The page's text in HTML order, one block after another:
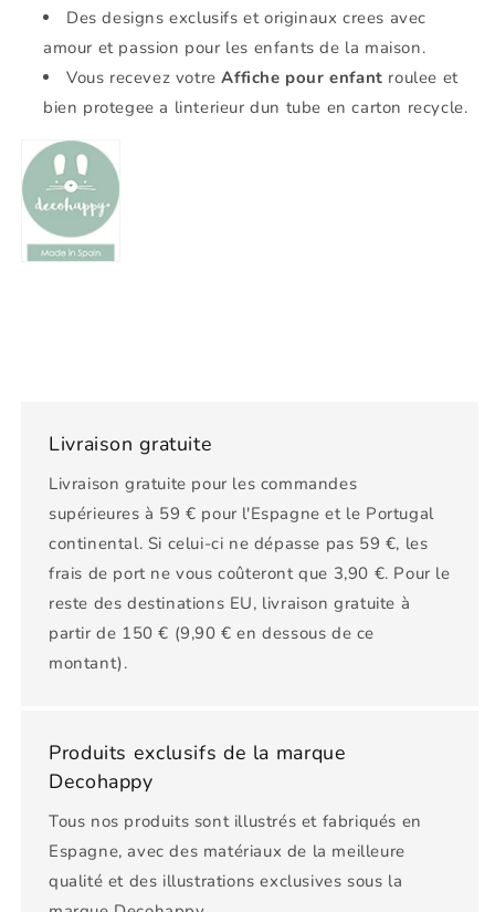
Des designs exclusifs et originaux crees avec
amour et passion pour les enfants de la maison.
Vous recevez votreAffiche pour enfant roulee et
bien protegee a linterieur dun tube en carton recycle.
Livraison gratuite
Livraison gratuite pour les commandes
supérieures à 59 € pour l'Espagne et le Portugal
continental. Si celui-ci ne dépasse pas 59 €, les
frais de port ne vous coûteront que 3,90 €. Pour le
reste des destinations EU, livraison gratuite à
partir de 150 € (9,90 € en dessous de ce
montant).
Produits exclusifs de la marque
Decohappy
Tous nos produits sont illustrés et fabriqués en
Espagne, avec des matériaux de la meilleure
qualité et des illustrations exclusives sous la